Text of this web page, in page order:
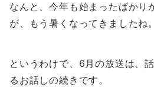
なんと、今年も始まったばかり
が、もう暑くなってきましたね。
というわけで、6月の放送は、
るお話しの続きです。